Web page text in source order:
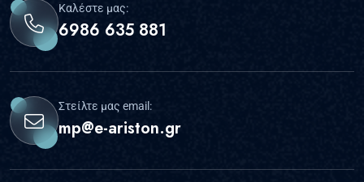
Καλέστε μας:
6986 635 881
Στείλτε μας email:
mp@e-ariston.gr